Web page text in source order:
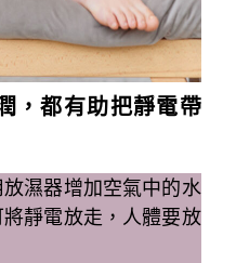
，都有助把靜電帶
放濕器增加空氣中的水
靜電放走，人體要放